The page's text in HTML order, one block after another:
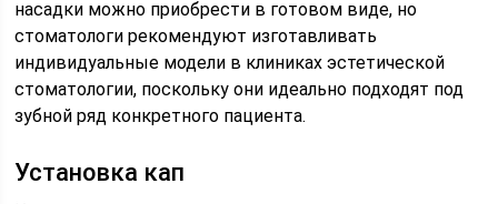
насадки можно приобрести в готовом виде, но
стоматологи рекомендуют изготавливать
индивидуальные модели в клиниках эстетической
стоматологии, поскольку они идеально подходят под
зубной ряд конкретного пациента.
Установка кап